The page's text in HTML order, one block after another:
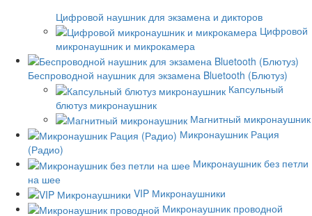
Цифровой наушник для экзамена и дикторов
Цифровой
микронаушник и микрокамера
Беспроводной наушник для экзамена Bluetooth (Блютуз)
Капсульный
блютуз микронаушник
Магнитный микронаушник
Микронаушник Рация
(Радио)
Микронаушник без петли
на шее
VIP Микронаушники
Микронаушник проводной